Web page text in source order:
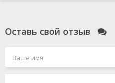
Оставь свой отзыв